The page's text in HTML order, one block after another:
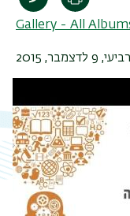
Print
Gallery - All
רביעי, 9 לדצמבר, 2015